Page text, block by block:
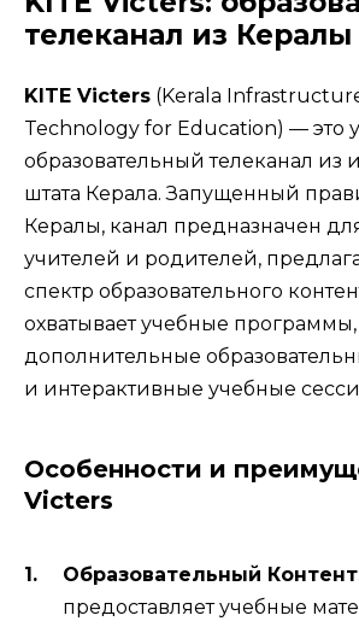
телеканал из Кералы
KITE Victers (Kerala
Technology for Education) — это
образовательный телеканал из
штата Керала. Запущенный
Кералы, канал предназначен
учителей и родителей,
спектр образовательного
охватывает учебные программы,
дополнительные
и интерактивные учебные
Особенности и
Victers
Образовательный Контент
предоставляет учебные